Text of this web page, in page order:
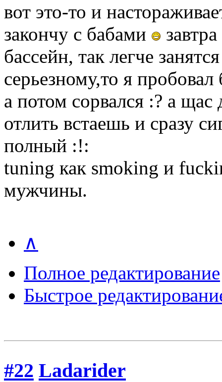
вот это-то и
закончу с бабами
бассейн, так легче
серьезному,то я
а потом сорвался :? а
отлить встаешь и сразу
полный :!:
tuning как smoking и
мужчины.
∧
Полное редактирование
Быстрое
#22 Ladarider